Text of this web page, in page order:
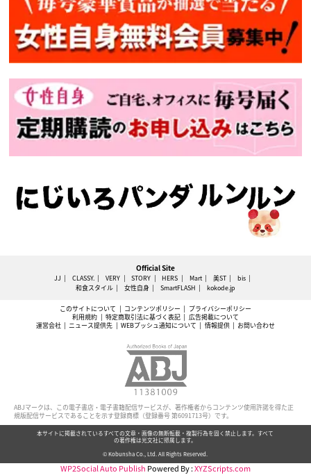
Official Site
JJ CLASSY. VERY STORY HERS Mart 美ST
bis
和食スタイル
女性自身 SmartFLASH kokode.jp
このサイトについて コンテンツポリシー
プライバシーポリシー
利用規約
特定商取引法に基づく表記
広告掲載について
運営会社
ニュース提供先 WEBプッシュ通知について 情報提供 お問い合わせ
ABJマークは、この電子書店・電子書籍配信サービスが、著作権者からコンテンツ使用許諾を得た正
規版配信サービスであることを示す登録商標（登録番号 第6091713号）です。
本サイトに掲載されているすべての文章・画像の無断転載・複製行為を固く禁止します。すべて
の著作権は光文社に帰属します。
© Kobunsha Co., Ltd. All Rights Reserved.
WP2Social Auto Publish Powered By :XYZScripts.com